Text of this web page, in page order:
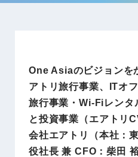
One Asiaのビジョンを
アトリ旅行事業、ITオ
旅行事業・Wi-Fiレンタ
と投資事業（エアトリ
会社エアトリ（本社：
役社長 兼 CFO：柴田